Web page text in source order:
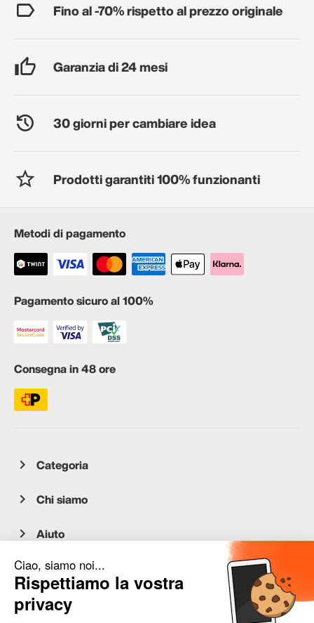
Fino al -70% rispetto al prezzo originale
Garanzia di 24 mesi
30 giorni per cambiare idea
Prodotti garantiti 100% funzionanti
Metodi di pagamento
Pagamento sicuro al 100%
Consegna in 48 ore
Categoria
Chi siamo
Aiuto
Servizio clienti
occasion.migros.mobile@recommerce.com